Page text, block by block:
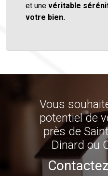
et une véritable
votre bien.
Vous
potentiel de
près de
Dinard ou